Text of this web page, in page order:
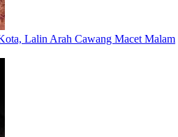
Lalin Arah Cawang Macet Malam